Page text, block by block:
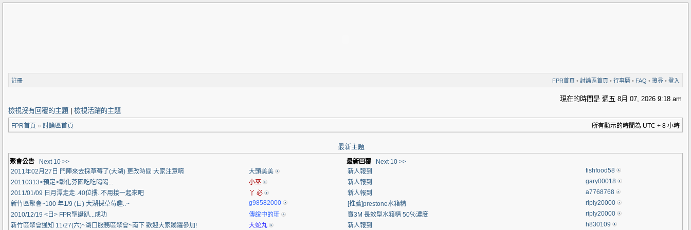
FPR首頁 • 討論區首頁 • 行事曆 • FAQ • 搜尋 • 登入
註冊
現在的時間是 週五 8月 07, 2026 9:18 am
檢視沒有回覆的主題
檢視活躍的主題
FPR首頁 » 討論區首頁 所有顯示的時間為 UTC + 8 小時
最新主題
聚會公告
Next 10 >>
2011年02月27日 門陣來去採草莓了(大湖) 更改時間 大家注意唷
大頭美美
20110313<預定>彰化芬園吃吃喝喝...
小巫
2011/01/09 日月潭走走..40位摟..不用接一起來吧
丫 必
新竹區聚會~100 年1/9 (日) 大湖採草莓趣..~
g98582000
2010/12/19 <日> FPR聖誕趴...成功
傳說中的珊
新竹區聚會通知 11/27(六)~湖口服務區聚會~南下 歡迎大家踴躍參加!
大蛇丸
最新回覆
Next 10 >>
新人報到
fishfood58
新人報到
gary00018
新人報到
a7768768
[推薦]prestone水箱精
riply20000
賣3M 長效型水箱精 50％濃度
riply20000
新人報到
h830109